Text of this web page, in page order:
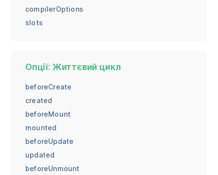
compilerOptions
slots
Опції: Життєвий цикл
beforeCreate
created
beforeMount
mounted
beforeUpdate
updated
beforeUnmount